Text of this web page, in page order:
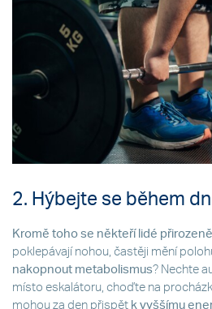
2. Hýbejte se během
Kromě toho se někteří lidé
poklepávají nohou, častěji mění
nakopnout metabolismus? Nechte
místo eskalátoru, choďte na
mohou za den přispět k vyššímu